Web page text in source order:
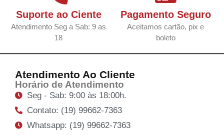
Suporte ao Ciente
Atendimento Seg a Sab: 9 as
18
Pagamento Seguro
Aceitamos cartão, pix e
boleto
Atendimento Ao Cliente
Horário de Atendimento
Seg - Sab: 9:00 às 18:00h.
Contato: (19) 99662-7363
Whatsapp: (19) 99662-7363